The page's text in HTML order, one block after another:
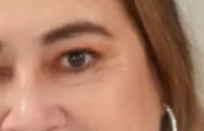
Noticias
Equipo
Sobre Nosotros